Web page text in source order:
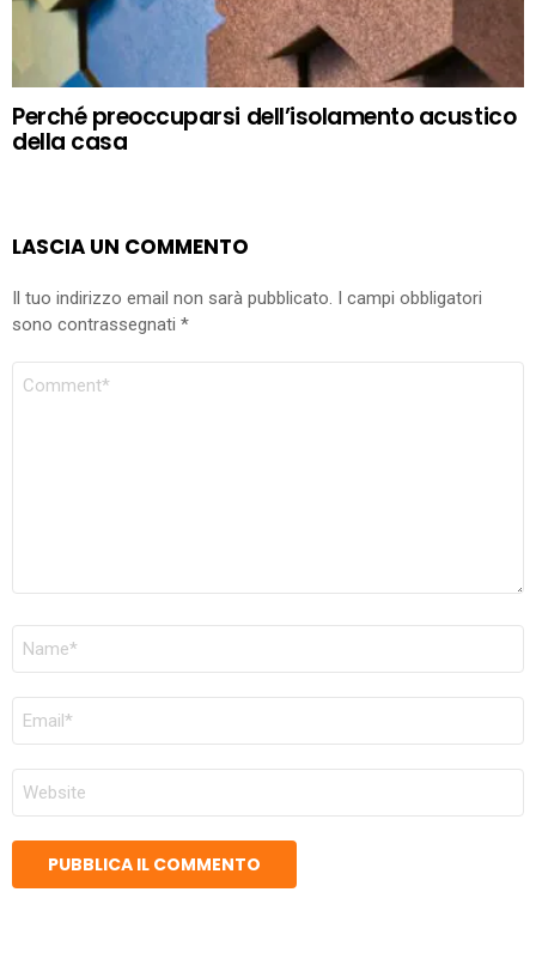
Perché preoccuparsi dell’isolamento acustico
della casa
LASCIA UN COMMENTO
Il tuo indirizzo email non sarà pubblicato. I campi obbligatori
sono contrassegnati *
COMMENTO
NOME
EMAIL
SITO
WEB